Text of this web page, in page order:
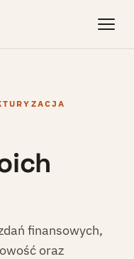
finansowych,
oraz